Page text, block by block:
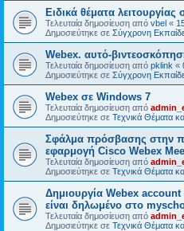
Ειδικά θέματα λειτουργίας
Τελευταία δημοσίευση από vbel «
Δημοσιεύτηκε σε Σύγχρονη
Webex. αυτό-
Τελευταία δημοσίευση από pklink «
Δημοσιεύτηκε σε Σύγχρονη
Webex σε Windows 7
Τελευταία δημοσίευση από
Δημοσιεύτηκε σε Τεχνικά Θέματα
Σφάλμα πρόσβασης στην
εφαρμογή Cisco Webex
Τελευταία δημοσίευση από
Δημοσιεύτηκε σε Τεχνικά Θέματα
Δημιουργία Webex
είναι δηλωμένο στο
Τελευταία δημοσίευση από
Δημοσιεύτηκε σε Τεχνικά Θέματα